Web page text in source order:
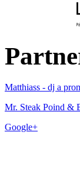
Matthiass - dj a
Mr. Steak Poind &
Google+